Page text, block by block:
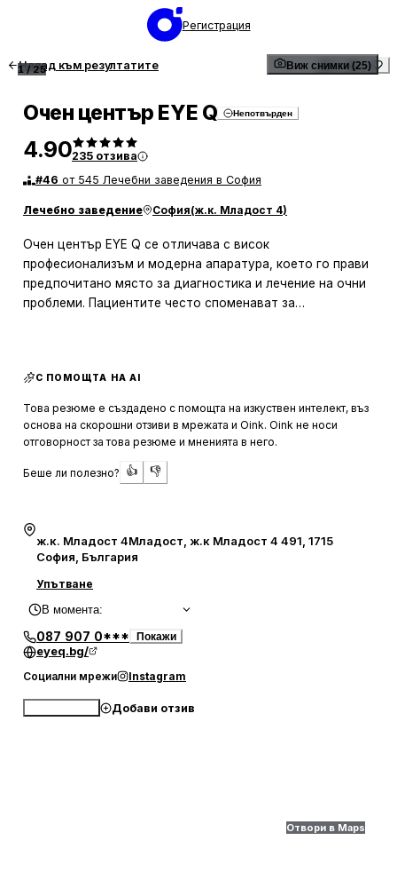
Регистрация
Назад към резултатите
1/25 Виж снимки (25)
Очен център EYE Q Непотвърден
4.90235 отзива
#46 от 545 Лечебни заведения в София
Лечебно заведение София(ж.к. Младост 4)
Очен център EYE Q се отличава с висок
професионализъм и модерна апаратура, което го прави
предпочитано място за диагностика и лечение на очни
проблеми. Пациентите често споменават за
Клиниката предлага също така и консултации за избор
и компетентен.
Оценките на клиентите подчертават и приятната
атмосфера в центъра, която се допълва от усмихнат и
Възможността за записване на удобни часове и
бързото облекчение на симптомите след посещение са
индивидуални, така и за семейни посещения,
благодарение на цялостното и професионално
обслужване.
С ПОМОЩТА НА AI
Това резюме е създадено с помощта на изкуствен интелект, въз
основа на скорошни отзиви в мрежата и Oink. Oink не носи
отговорност за това резюме и мненията в него.
Беше ли полезно? 👍 👎
ж.к. Младост 4Младост, ж.к Младост 4 491, 1715
София, България
Упътване
В момента:
087 907 0*** Покажи
eyeq.bg/
Социални мрежи Instagram
Добави отзив
Отвори в Maps